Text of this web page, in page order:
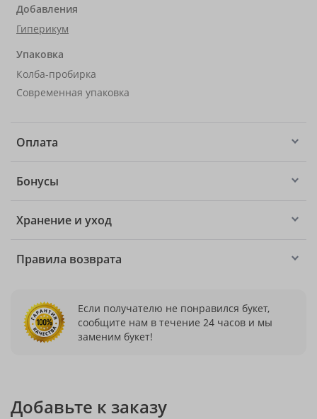
Добавления
Гиперикум
Упаковка
Колба-пробирка
Современная упаковка
Оплата
Бонусы
Хранение и уход
Правила возврата
Если получателю не понравился букет,
сообщите нам в течение 24 часов и мы
заменим букет!
Добавьте к заказу